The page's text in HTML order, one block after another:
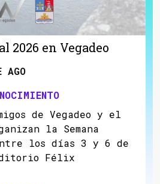
2026 en Vegadeo
de Vegadeo y el
la Semana
los días 3 y 6 de
Félix